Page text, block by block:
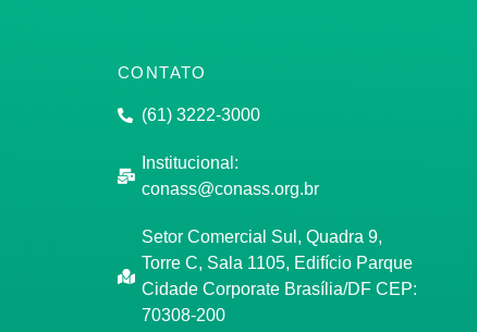
CONTATO
(61) 3222-3000
Institucional:
conass@conass.org.br
Setor Comercial Sul, Quadra 9,
Torre C, Sala 1105, Edifício Parque
Cidade Corporate Brasília/DF CEP:
70308-200